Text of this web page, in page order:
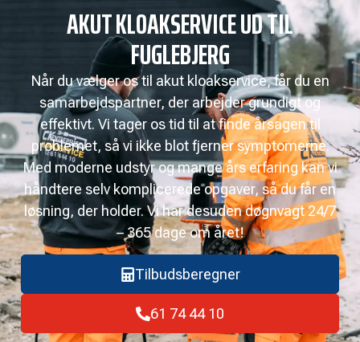
AKUT KLOAKSERVICE UD TIL
FUGLEBJERG
Når du vælger os til akut kloakservice, får du en
samarbejdspartner, der arbejder grundigt og
effektivt. Vi tager os tid til at finde årsagen til
problemet, så vi ikke blot fjerner symptomerne.
Med moderne udstyr og mange års erfaring kan vi
håndtere selv komplicerede opgaver, så du får en
løsning, der holder. Vi har desuden døgnvagt 24/7
– 365 dage om året!
Tilbudsberegner
61 74 44 10